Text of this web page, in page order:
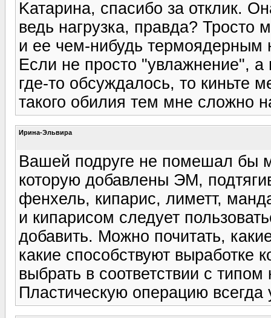
Kатарина, спасибо за отклик.
ведь нагрузка, правда? Тросто
и ее чем-нибудь термоядерным
Если не просто "увлажнение",
где-то обсуждалось, то киньте
такого обилия тем мне сложно
Ирина-Эльвира
Вашей подруге не помешал бы
которую добавлены ЭМ,
фенхель, кипарис, лиметт,
и кипарисом следует
добавить. Можно почитать,
какие способствуют выработке
выбрать в соответствии с
Пластическую операцию